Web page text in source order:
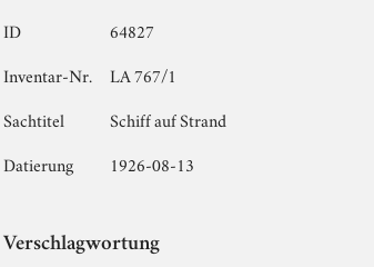
ID
64827
Inventar-Nr.
LA 767/1
Sachtitel
Schiff auf Strand
Datierung
1926-08-13
Verschlagwortung